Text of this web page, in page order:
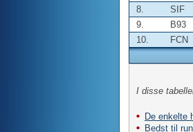
8.
SIF
9.
B93
10.
FCN
I disse
De enkelte
Bedst til